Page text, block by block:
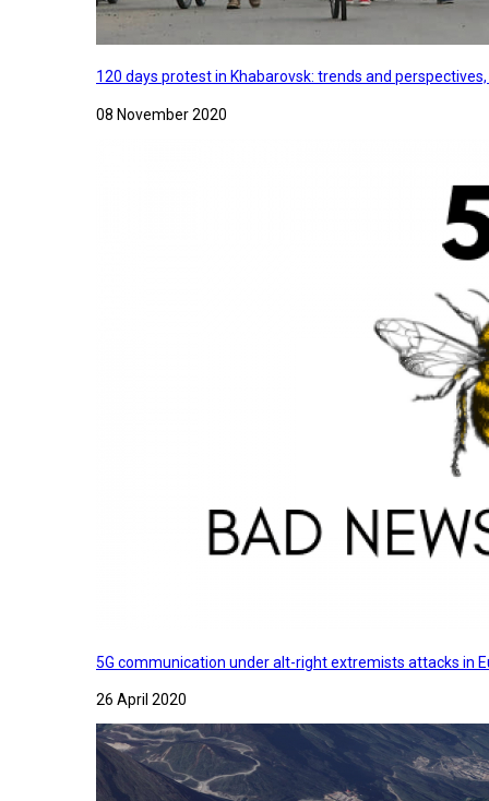
120 days protest in Khabarovsk: trends and
08 November 2020
5G communication under alt-right extremists attacks in
26 April 2020